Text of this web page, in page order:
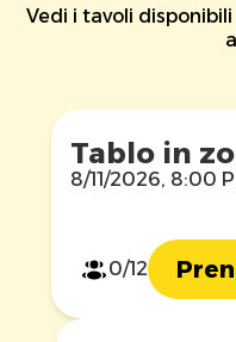
Vedi i tavoli
Tablo in
8/11/2026, 8:00
0/12